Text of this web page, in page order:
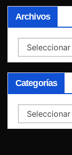
Archivos
Archivos
Categorías
Categorías